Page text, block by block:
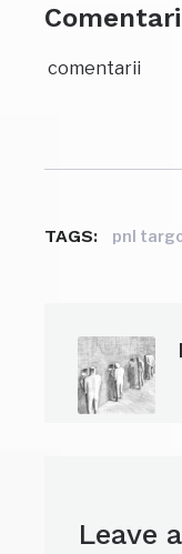
comentarii
TAGS: pnl
Leave